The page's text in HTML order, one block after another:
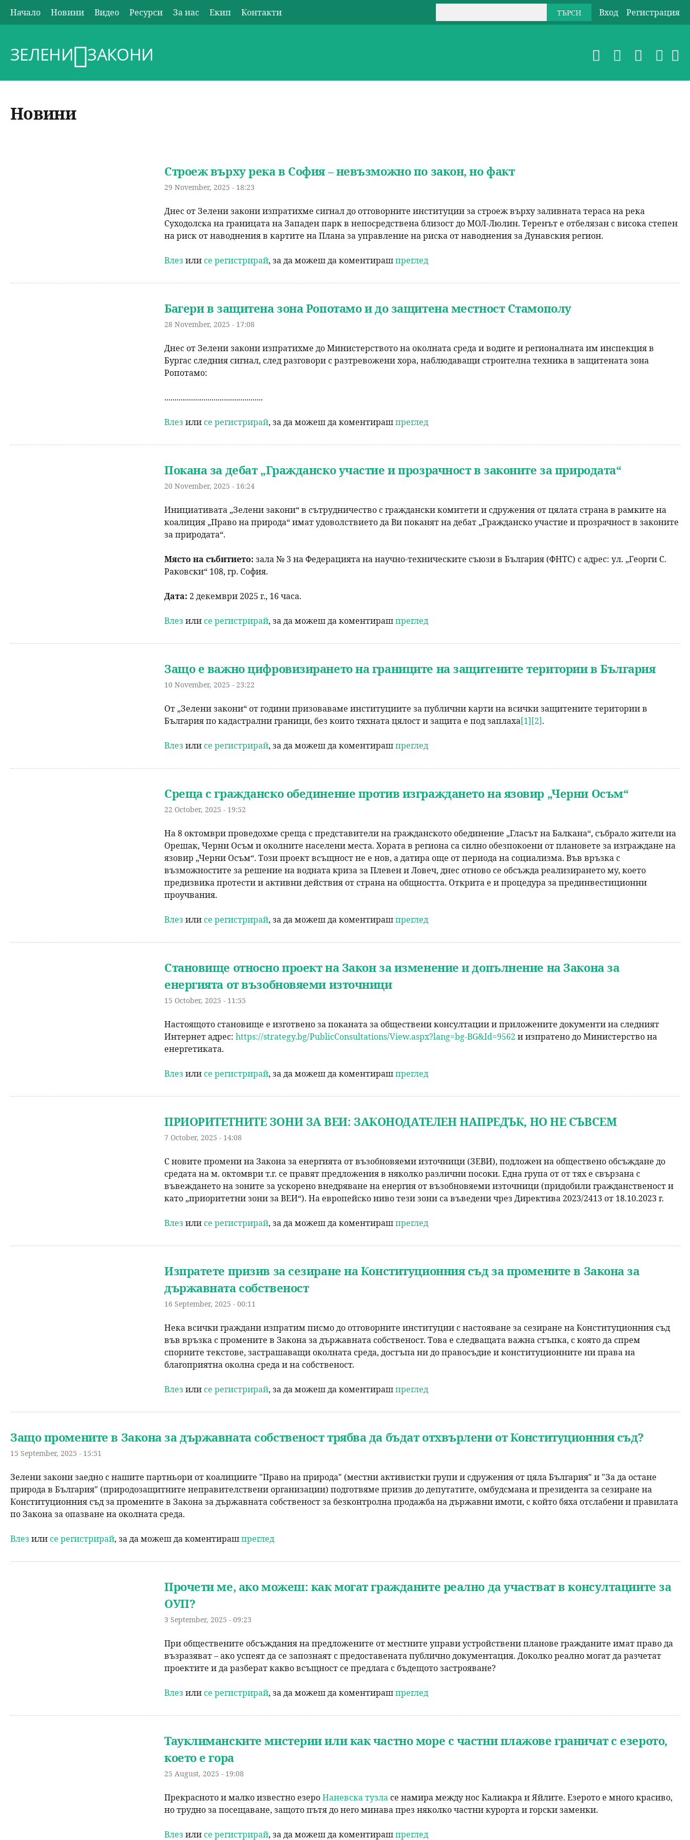
О
с
в
Начало Новини Видео Ресурси За нас Екип Контакти
Ф
р
а
ъ
е
e
u
Вход Регистрация
ЗЕЛЕНИ ЗАКОНИ
Новини
Строеж върху река в София – невъзможно по закон, но факт
29 November, 2025 - 18:23
Днес от Зелени закони изпратихме сигнал до отговорните институции за строеж върху заливната тераса на река
Суходолска на границата на Западен парк в непосредствена близост до МОЛ-Люлин. Теренът е отбелязан с висока степен
на риск от наводнения в картите на Плана за управление на риска от наводнения за Дунавския регион.
Влез илисе регистрирай, за да можеш да коментирашпреглед
Багери в защитена зона Ропотамо и до защитена местност Стамополу
28 November, 2025 - 17:08
Днес от Зелени закони изпратихме до Министерството на околната среда и водите и регионалната им инспекция в
Бургас следния сигнал, след разговори с разтревожени хора, наблюдаващи строителна техника в защитената зона
Ропотамо:
................................................
Влез илисе регистрирай, за да можеш да коментирашпреглед
Покана за дебат „Гражданско участие и прозрачност в законите за природата“
20 November, 2025 - 16:24
Инициативата „Зелени закони“ в сътрудничество с граждански комитети и сдружения от цялата страна в рамките на
коалиция „Право на природа“ имат удоволствието да Ви поканят на дебат „Гражданско участие и прозрачност в законите
за природата“.
Място на събитието: зала № 3 на Федерацията на научно-техническите съюзи в България (ФНТС) с адрес: ул. „Георги С.
Раковски“ 108, гр. София.
Дата: 2 декември 2025 г., 16 часа.
Влез илисе регистрирай, за да можеш да коментирашпреглед
Защо е важно цифровизирането на границите на защитените територии в България
10 November, 2025 - 23:22
От „Зелени закони“ от години призоваваме институциите за публични карти на всички защитените територии в
България по кадастрални граници, без които тяхната цялост и защита е под заплаха[1][2].
Влез илисе регистрирай, за да можеш да коментирашпреглед
Среща с гражданско обединение против изграждането на язовир „Черни Осъм“
22 October, 2025 - 19:52
На 8 октомври проведохме среща с представители на гражданското обединение „Гласът на Балкана“, събрало жители на
Орешак, Черни Осъм и околните населени места. Хората в региона са силно обезпокоени от плановете за изграждане на
язовир „Черни Осъм“. Този проект всъщност не е нов, а датира още от периода на социализма. Във връзка с
възможностите за решение на водната криза за Плевен и Ловеч, днес отново се обсъжда реализирането му, което
предизвика протести и активни действия от страна на общността. Открита е и процедура за прединвестиционни
проучвания.
Влез илисе регистрирай, за да можеш да коментирашпреглед
Становище относно проект на Закон за изменение и допълнение на Закона за
енергията от възобновяеми източници
15 October, 2025 - 11:55
Настоящото становище е изготвено за поканата за обществени консултации и приложените документи на следният
Интернет адрес: https://strategy.bg/PublicConsultations/View.aspx?lang=bg-BG&Id=9562 и изпратено до Министерство на
енергетиката.
Влез илисе регистрирай, за да можеш да коментирашпреглед
ПРИОРИТЕТНИТЕ ЗОНИ ЗА ВЕИ: ЗАКОНОДАТЕЛЕН НАПРЕДЪК, НО НЕ СЪВСЕМ
7 October, 2025 - 14:08
С новите промени на Закона за енергията от възобновяеми източници (ЗЕВИ), подложен на обществено обсъждане до
средата на м. октомври т.г. се правят предложения в няколко различни посоки. Една група от от тях е свързана с
въвеждането на зоните за ускорено внедряване на енергия от възобновяеми източници (придобили гражданственост и
като „приоритетни зони за ВЕИ“). На европейско ниво тези зони са въведени чрез Директива 2023/2413 от 18.10.2023 г.
Влез илисе регистрирай, за да можеш да коментирашпреглед
Изпратете призив за сезиране на Конституционния съд за промените в Закона за
държавната собственост
16 September, 2025 - 00:11
Нека всички граждани изпратим писмо до отговорните институции с настояване за сезиране на Конституционния съд
във връзка с промените в Закона за държавната собственост. Това е следващата важна стъпка, с която да спрем
спорните текстове, застрашаващи околната среда, достъпа ни до правосъдие и конституционните ни права на
благоприятна околна среда и на собственост.
Влез илисе регистрирай, за да можеш да коментирашпреглед
Защо промените в Закона за държавната собственост трябва да бъдат отхвърлени от Конституционния съд?
15 September, 2025 - 15:51
Зелени закони заедно с нашите партньори от коалициите "Право на природа" (местни активистки групи и сдружения от цяла България" и "За да остане
природа в България" (природозащитните неправителствени организации) подготвяме призив до депутатите, омбудсмана и президента за сезиране на
Конституционния съд за промените в Закона за държавната собственост за безконтролна продажба на държавни имоти, с който бяха отслабени и правилата
по Закона за опазване на околната среда.
Влез илисе регистрирай, за да можеш да коментирашпреглед
Прочети ме, ако можеш: как могат гражданите реално да участват в консултациите за
ОУП?
3 September, 2025 - 09:23
При обществените обсъждания на предложените от местните управи устройствени планове гражданите имат право да
възразяват – ако успеят да се запознаят с предоставената публично документация. Доколко реално могат да разчетат
проектите и да разберат какво всъщност се предлага с бъдещото застрояване?
Влез илисе регистрирай, за да можеш да коментирашпреглед
Тауклиманските мистерии или как частно море с частни плажове граничат с езерото,
което е гора
25 August, 2025 - 19:08
Прекрасното и малко известно езероНаневска тузласе намира между нос Калиакра и Яйлите. Езерото е много красиво,
но трудно за посещаване, защото пътя до него минава през няколко частни курорта и горски заменки.
Влез илисе регистрирай, за да можеш да коментирашпреглед